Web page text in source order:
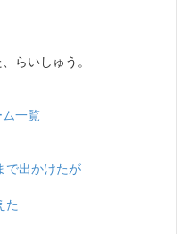
らいしゅう。
一覧
で出かけたが
た